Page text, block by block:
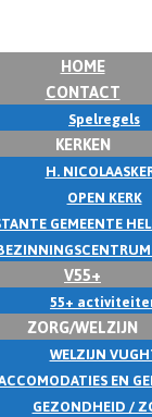
HOME
CONTACT
Spelregels
KERKEN
H.
OPEN KERK
GEMEENTE
V55+
55+
ZORG/WELZIJN
WELZIJN
EN
GEZONDHEID /